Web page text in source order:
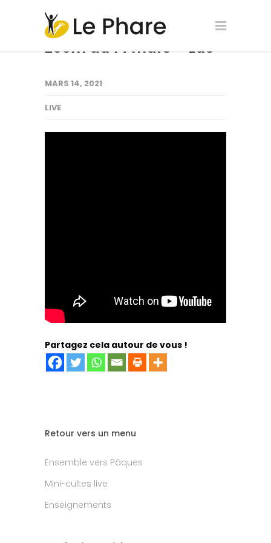
Zoom du 14 mars – Luc
MARS 14, 2021
LIVE
Partagez cela autour de vous !
Retour vers un menu
Ensemble vers Pâques
Mini-cultes live
Enseignements